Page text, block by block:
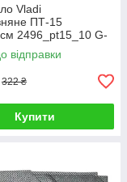
Vladi
ПТ-15
2496_pt15_10 G-
відправки
322 ₴
Купити